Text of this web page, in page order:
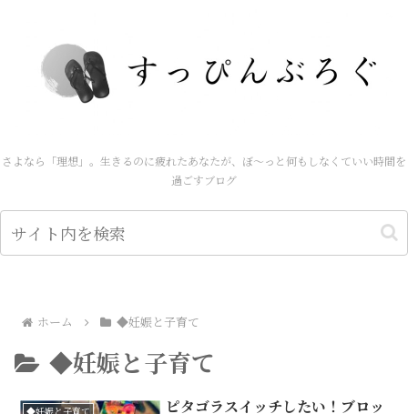
さよなら「理想」。生きるのに疲れたあなたが、ぼ～っと何もしなくていい時間を
過ごすブログ
ホーム ◆妊娠と子育て
◆妊娠と子育て
◆妊娠と子育て
ピタゴラスイッチしたい！ブロッ